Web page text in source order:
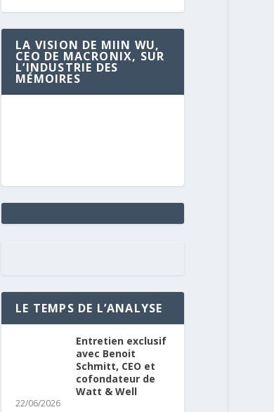
LA VISION DE MIIN WU,
CEO DE MACRONIX, SUR
L’INDUSTRIE DES
MÉMOIRES
LE TEMPS DE L’ANALYSE
Entretien exclusif
avec Benoit
Schmitt, CEO et
cofondateur de
Watt & Well
22/06/2026